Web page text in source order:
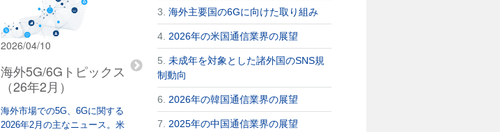
2026/04/10
海外5G/6Gトピックス
（26年2月）
海外市場での5G、6Gに関する
2026年2月の主なニュース。米
2026/03/02
海外5G/6Gトピックス
（25年12月/26年1
月）
海外市場での5G、6Gに関する
2026/07/22
海外5G/6Gトピックス
（26年5,6月）
海外市場での5G、6Gに関する
2026年5,6月の主なニュース。
3. 海外主要国の6Gに向けた取り組み
4. 2026年の米国通信業界の展望
5. 未成年を対象とした諸外国のSNS規
制動向
6. 2026年の韓国通信業界の展望
7. 2025年の中国通信業界の展望